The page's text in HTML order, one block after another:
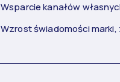
Wsparcie kanałów
Wzrost świadomości